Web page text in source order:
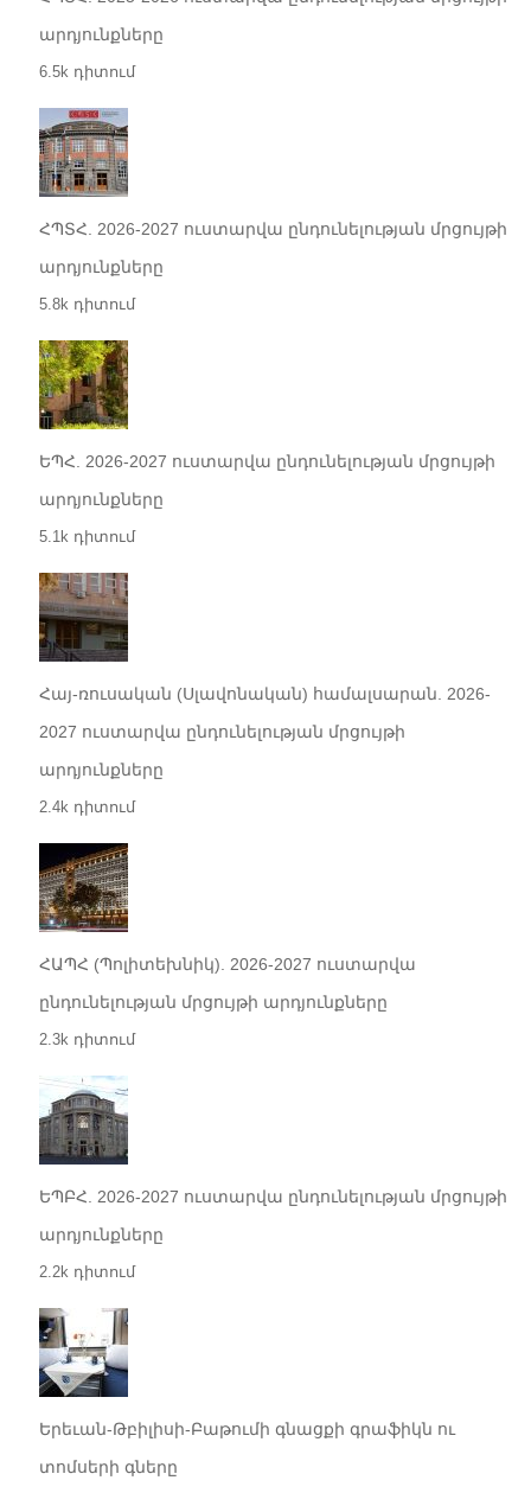
արդյունքները
6.5k դիտում
ՀՊՏՀ. 2026-2027 ուստարվա ընդունելության մրցույթի
արդյունքները
5.8k դիտում
ԵՊՀ. 2026-2027 ուստարվա ընդունելության մրցույթի
արդյունքները
5.1k դիտում
Հայ-ռուսական (Սլավոնական) համալսարան. 2026-
2027 ուստարվա ընդունելության մրցույթի
արդյունքները
2.4k դիտում
ՀԱՊՀ (Պոլիտեխնիկ). 2026-2027 ուստարվա
ընդունելության մրցույթի արդյունքները
2.3k դիտում
ԵՊԲՀ. 2026-2027 ուստարվա ընդունելության մրցույթի
արդյունքները
2.2k դիտում
Երեւան-Թբիլիսի-Բաթումի գնացքի գրաֆիկն ու
տոմսերի գները